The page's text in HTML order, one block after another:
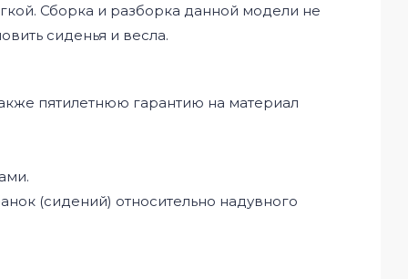
Сборка и разборка данной модели не
сиденья и весла.
пятилетнюю гарантию на материал
(сидений) относительно надувного